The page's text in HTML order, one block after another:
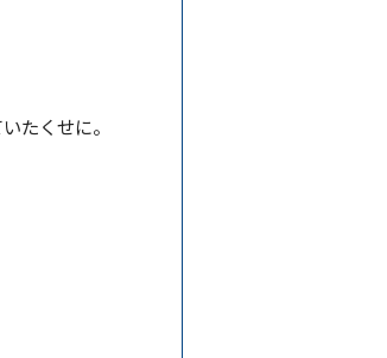
たくせに。